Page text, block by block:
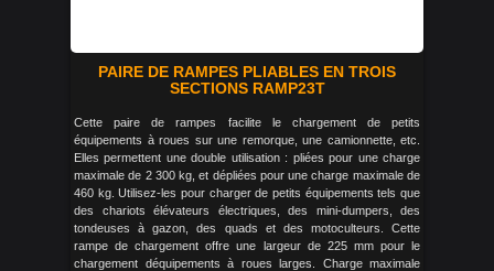
PAIRE DE RAMPES PLIABLES EN TROIS
SECTIONS RAMP23T
Cette paire de rampes facilite le chargement de petits
équipements à roues sur une remorque, une camionnette, etc.
Elles permettent une double utilisation : pliées pour une charge
maximale de 2 300 kg, et dépliées pour une charge maximale de
460 kg. Utilisez-les pour charger de petits équipements tels que
des chariots élévateurs électriques, des mini-dumpers, des
tondeuses à gazon, des quads et des motoculteurs. Cette
rampe de chargement offre une largeur de 225 mm pour le
chargement déquipements à roues larges. Charge maximale